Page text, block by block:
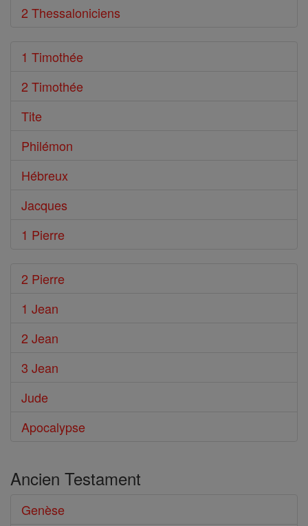
2 Thessaloniciens
1 Timothée
2 Timothée
Tite
Philémon
Hébreux
Jacques
1 Pierre
2 Pierre
1 Jean
2 Jean
3 Jean
Jude
Apocalypse
Ancien Testament
Genèse